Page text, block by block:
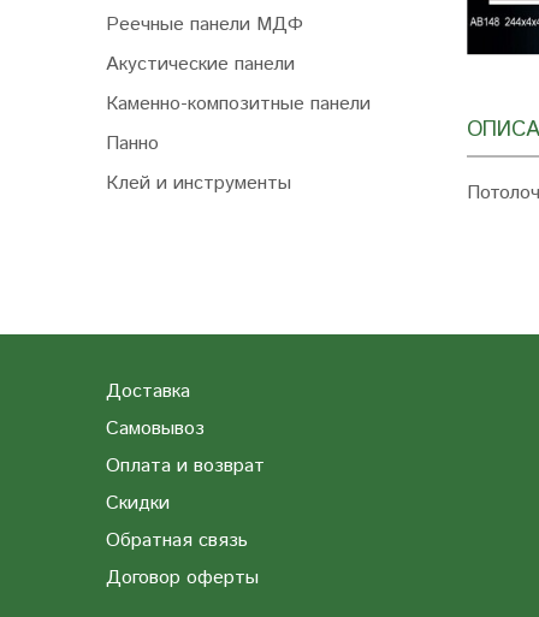
Реечные панели МДФ
Акустические панели
Каменно-композитные панели
Панно
Клей и инструменты
Доставка
Самовывоз
Оплата и возврат
Скидки
Обратная связь
Договор оферты